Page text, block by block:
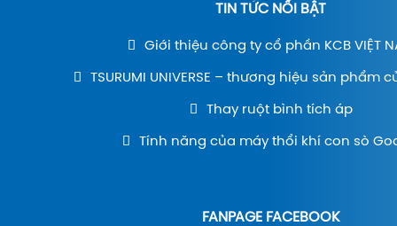
TIN TỨC NỔI BẬT
Giới thiệu công ty cổ phần KCB VIỆT
TSURUMI UNIVERSE – thương hiệu sản phẩm
Thay ruột bình tích áp
Tính năng của máy thổi khí con sò
FANPAGE FACEBOOK